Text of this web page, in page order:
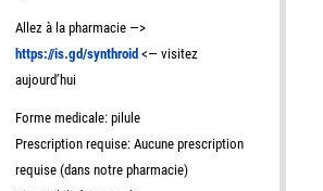
Allez à la pharmacie —>
https://is.gd/synthroid <— visitez
aujourd’hui
Forme medicale: pilule
Prescription requise: Aucune prescription
requise (dans notre pharmacie)